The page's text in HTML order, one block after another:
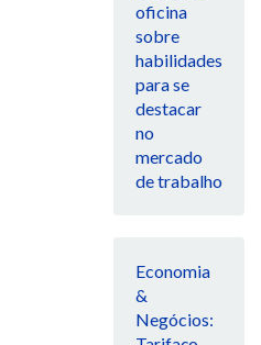
oficina
sobre
habilidades
para se
destacar
no
mercado
de trabalho
Economia
&
Negócios: